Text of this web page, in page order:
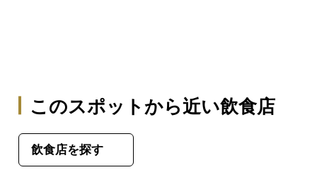
このスポットから近い飲食店
飲食店を探す